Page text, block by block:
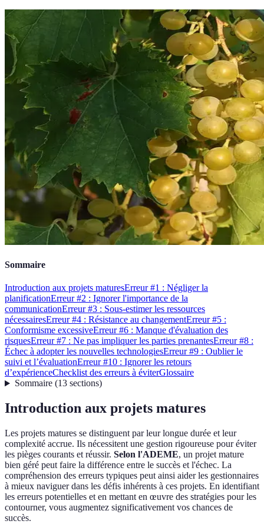
Sommaire
Introduction aux projets maturesErreur #1 : Négliger la
planificationErreur #2 : Ignorer l'importance de la
communicationErreur #3 : Sous-estimer les ressources
nécessairesErreur #4 : Résistance au changementErreur #5 :
Conformisme excessiveErreur #6 : Manque d'évaluation des
risquesErreur #7 : Ne pas impliquer les parties prenantesErreur #8 :
Échec à adopter les nouvelles technologiesErreur #9 : Oublier le
suivi et l’évaluationErreur #10 : Ignorer les retours
d’expérienceChecklist des erreurs à éviterGlossaire
Sommaire(13 sections)
Introduction aux projets matures
Les projets matures se distinguent par leur longue durée et leur
complexité accrue. Ils nécessitent une gestion rigoureuse pour éviter
les pièges courants et réussir. Selon l'ADEME, un projet mature
bien géré peut faire la différence entre le succès et l'échec. La
compréhension des erreurs typiques peut ainsi aider les gestionnaires
à mieux naviguer dans les défis inhérents à ces projets. En identifiant
les erreurs potentielles et en mettant en œuvre des stratégies pour les
contourner, vous augmentez significativement vos chances de
succès.